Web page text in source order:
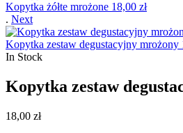
Kopytka żółte mrożone 18,00 zł
. Next
Kopytka zestaw degustacyjny mrożony
In Stock
Kopytka zestaw
18,00 zł